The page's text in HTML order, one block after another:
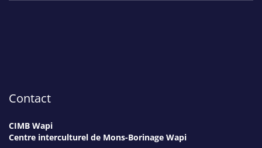
Contact
CIMB Wapi
Centre interculturel de Mons-Borinage Wapi